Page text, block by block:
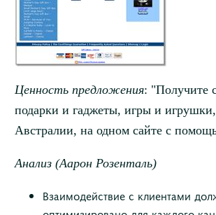
Ценность предложения: "Получите
подарки и гаджеты, игры и
Австралии, на одном сайте с
Анализ (Аарон Розенталь)
Взаимодействие с клиентами